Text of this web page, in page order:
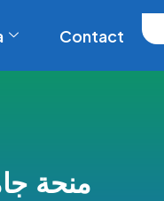
Contact
منحة